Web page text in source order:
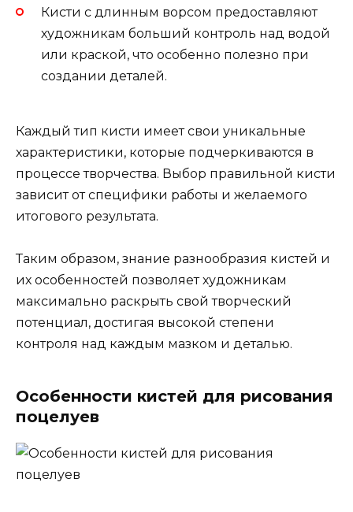
Кисти с длинным ворсом предоставляют
художникам больший контроль над водой
или краской, что особенно полезно при
создании деталей.
Каждый тип кисти имеет свои уникальные
характеристики, которые подчеркиваются в
процессе творчества. Выбор правильной кисти
зависит от специфики работы и желаемого
итогового результата.
Таким образом, знание разнообразия кистей и
их особенностей позволяет художникам
максимально раскрыть свой творческий
потенциал, достигая высокой степени
контроля над каждым мазком и деталью.
Особенности кистей для рисования
поцелуев